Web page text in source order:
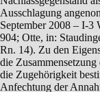
Ausschlagung
September 2008 – I-
904; Otte, in:
Rn. 14). Zu den
die Zusammensetzung
die Zugehörigkeit
Anfechtung der